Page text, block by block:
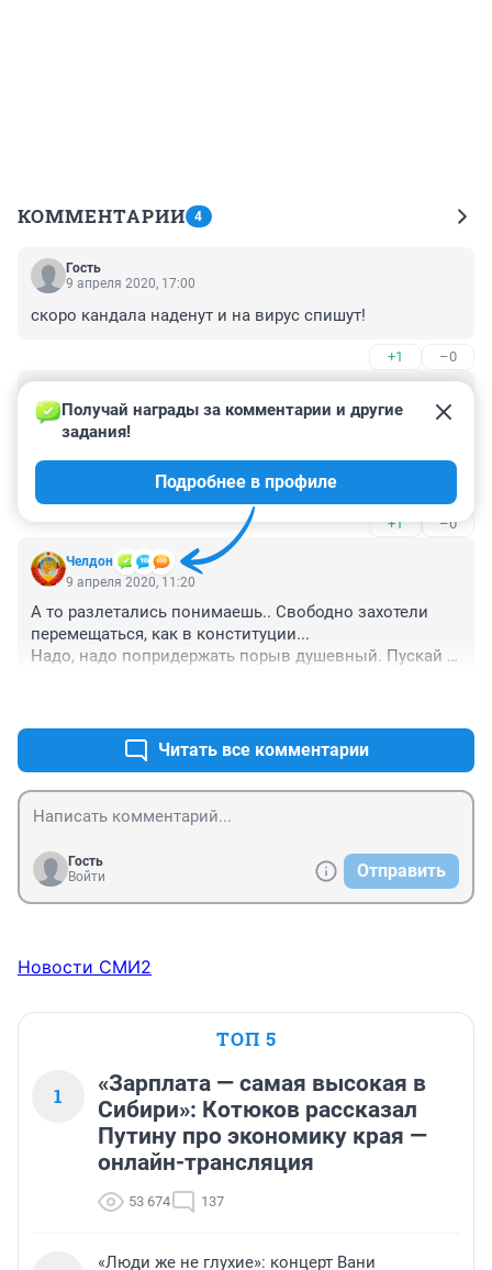
КОММЕНТАРИИ 4
Гость
9 апреля 2020, 17:00
скоро кандала наденут и на вирус спишут!
+1 –0
9 апреля 2020, 11:39
Вообще то иуда аэрофлот не летает, а эти самолёты
просто жмут бетон в Красноярске. Нордстара фото
+1 –0
Челдон
Получай награды за комментарии и другие
задания!
Подробнее в профиле
9 апреля 2020, 11:20
А то разлетались понимаешь.. Свободно захотели
перемещаться, как в конституции...
Надо, надо попридержать порыв душевный. Пускай
Читать все комментарии
Гость
Войти
Отправить
Новости СМИ2
ТОП 5
1
«Зарплата — самая высокая в
Сибири»: Котюков рассказал
Путину про экономику края —
онлайн-трансляция
53 674 137
«Люди же не глухие»: концерт Вани